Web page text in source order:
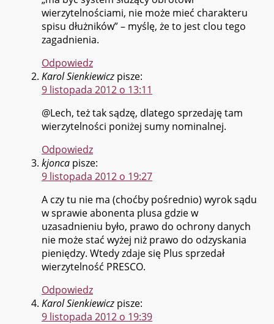
wierzytelnościami, nie może mieć charakteru
spisu dłużników” – myślę, że to jest clou tego
zagadnienia.
Odpowiedz
Karol Sienkiewicz pisze:
9 listopada 2012 o 13:11
@Lech, też tak sądzę, dlatego sprzedaję tam
wierzytelności poniżej sumy nominalnej.
Odpowiedz
kjonca pisze:
9 listopada 2012 o 19:27
A czy tu nie ma (choćby pośrednio) wyrok sądu
w sprawie abonenta plusa gdzie w
uzasadnieniu było, prawo do ochrony danych
nie może stać wyżej niż prawo do odzyskania
pieniędzy. Wtedy zdaje się Plus sprzedał
wierzytelność PRESCO.
Odpowiedz
Karol Sienkiewicz pisze:
9 listopada 2012 o 19:39